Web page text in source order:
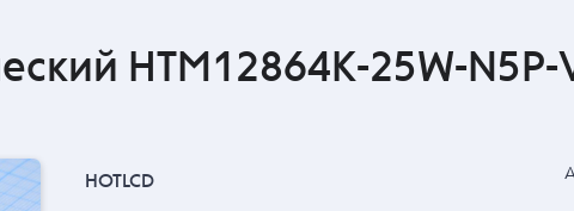
HTM12864K-25W-N5P-
HOTLCD